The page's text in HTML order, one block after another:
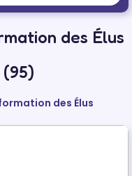
des Élus
des Élus